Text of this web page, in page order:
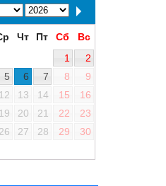
Чт Пт Сб
Вс
1
2
5 6 7 8
9
12 13 14 15
16
19 20 21 22
23
26 27 28 29
30